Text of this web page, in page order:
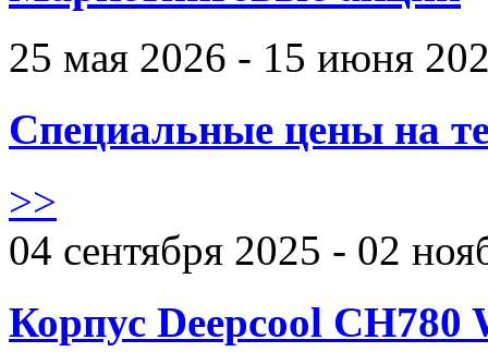
25 мая 2026 - 15 июня
Специальные цены на
>>
04 сентября 2025 - 02
Корпус Deepcool CH780